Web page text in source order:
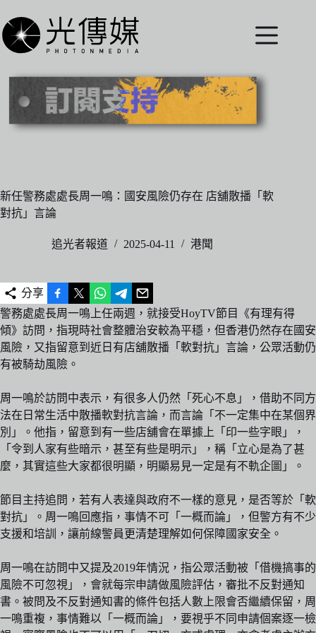
至
主
內
新任警務處處長周一鳴：國安風險仍存在 店舖散播「軟
對抗」言論
追光者報道 2025-04-11 港聞
分享
警務處處長周一鳴上任兩週，就接受HoyTV節目《有理有得
傾》訪問，指現時社會整體治安較為平穩，但香港仍然存在國安
風險，又指留意到近日有店舖散播「軟對抗」言論，公眾活動仍
有被騎劫風險。
周一鳴於訪問中表示，有很多人仍然「死心不息」，借助不同方
法在日常生活中散播軟對抗言論，而言論「不一定集中在某個界
別」。他指，留意到有一些店舖會在單據上「印一些字眼」，
「令到人家有些暗示，甚至有些是明示」，稱「立心是為了甚
麼，其實這些大家都很明顯，明顯易見一定是有不軌企圖」。
節目主持追問，若有人表達與政府不一樣的意見，是否等於「軟
對抗」。周一鳴回應指，事情不可「一概而論」，但警方有不少
支援和培訓，讓前線警員更清楚理解如何保障國家安全。
周一鳴在訪問中又提及2019年情況，指公眾活動被「借機搞事的
風險不可忽視」，會就每宗申請做風險評估，審批不反對通知
書。被問及不反對通知書的條件包括人數上限會否繼續保留，周
一鳴重複，事情難以「一概而論」，要視乎不同申請個案逐一檢